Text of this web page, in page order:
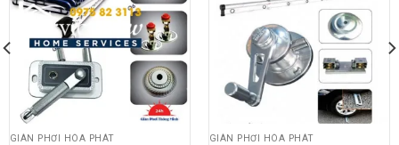
GIÀN PHƠI HÒA PHÁT GIÀN PHƠI HÒA PHÁT